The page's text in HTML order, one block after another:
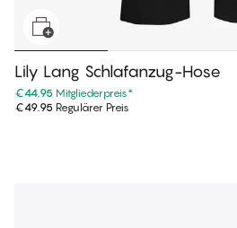
Lily Lang Schlafanzug-Hose
€44.95 Mitgliederpreis*
€49.95 Regulärer Preis